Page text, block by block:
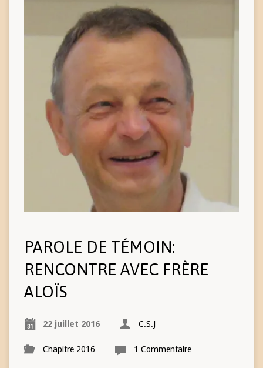
PAROLE DE TÉMOIN:
RENCONTRE AVEC FRÈRE
ALOÏS
22 juillet 2016 C.S.J
Chapitre 2016 1 Commentaire